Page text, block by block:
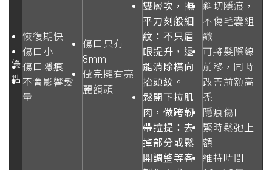
優
點
恢復期快
傷口小
傷口隱痕
不會影響髮
量
傷口只有
8mm
做完擁有亮
麗額頭
雙層次，撫
平刀刻般細
紋：不只眉
眼提升，還
能消除橫向
抬頭紋。
鬆開下拉肌
肉，做跨韌
帶拉提：去
掉部分或鬆
開調整等客
斜切隱痕，
不傷毛囊組
織
可將髮際線
前移，同時
改善前額高
禿
隱痕傷口
緊時鬆弛上
額
維持時間